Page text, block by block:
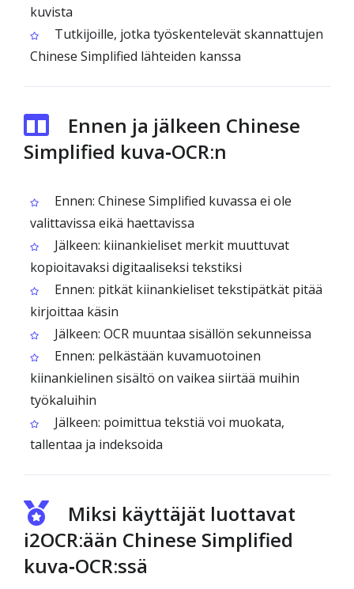
kuvista
Tutkijoille, jotka työskentelevät skannattujen
Chinese Simplified lähteiden kanssa
Ennen ja jälkeen Chinese
Simplified kuva‑OCR:n
Ennen: Chinese Simplified kuvassa ei ole
valittavissa eikä haettavissa
Jälkeen: kiinankieliset merkit muuttuvat
kopioitavaksi digitaaliseksi tekstiksi
Ennen: pitkät kiinankieliset tekstipätkät pitää
kirjoittaa käsin
Jälkeen: OCR muuntaa sisällön sekunneissa
Ennen: pelkästään kuvamuotoinen
kiinankielinen sisältö on vaikea siirtää muihin
työkaluihin
Jälkeen: poimittua tekstiä voi muokata,
tallentaa ja indeksoida
Miksi käyttäjät luottavat
i2OCR:ään Chinese Simplified
kuva‑OCR:ssä